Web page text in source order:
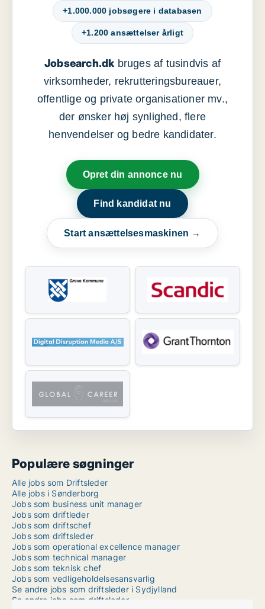
+1.000.000 jobsøgere i databasen
+1.200 ansættelser årligt
Jobsearch.dkbruges af tusindvis af
virksomheder, rekrutteringsbureauer,
offentlige og private organisationer mv.,
der ønsker høj synlighed, flere
henvendelser og bedre kandidater.
Opret din annonce nu
Find kandidat nu
Start ansættelsesmaskinen →
Populære søgninger
Alle jobs som Driftsleder
Alle jobs i Sønderborg
Jobs som business unit manager
Jobs som driftleder
Jobs som driftschef
Jobs som driftsleder
Jobs som operational excellence manager
Jobs som technical manager
Jobs som teknisk chef
Jobs som vedligeholdelsesansvarlig
Se andre jobs som driftsleder i Sydjylland
Se andre jobs som driftsleder